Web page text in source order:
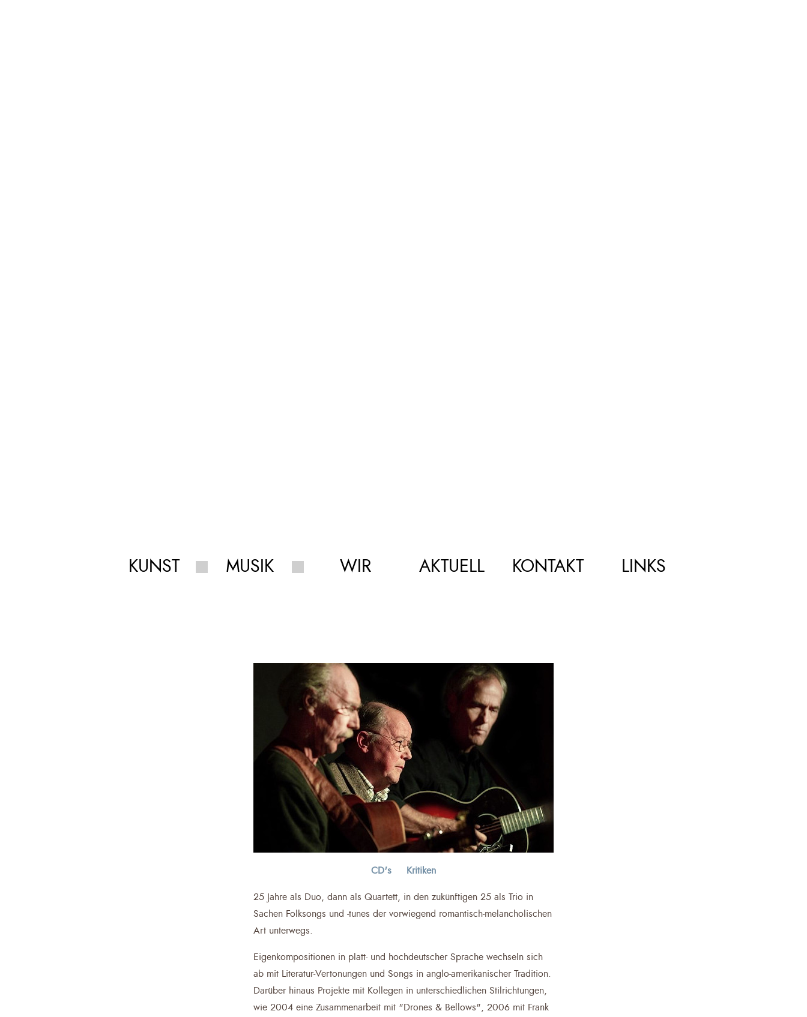
KUNST MUSIK WIR AKTUELL KONTAKT LINKS
CD's Kritiken
25 Jahre als Duo, dann als Quartett, in den zukünftigen 25 als Trio in
Sachen Folksongs und -tunes der vorwiegend romantisch-melancholischen
Art unterwegs.
Eigenkompositionen in platt- und hochdeutscher Sprache wechseln sich
ab mit Literatur-Vertonungen und Songs in anglo-amerikanischer Tradition.
Darüber hinaus Projekte mit Kollegen in unterschiedlichen Stilrichtungen,
wie 2004 eine Zusammenarbeit mit "Drones & Bellows", 2006 mit Frank